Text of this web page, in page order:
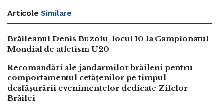
Articole Similare
Brăileanul Denis Buzoiu, locul 10 la Campionatul
Mondial de atletism U20
Recomandări ale jandarmilor brăileni pentru
comportamentul cetățenilor pe timpul
desfășurării evenimentelor dedicate Zilelor
Brăilei